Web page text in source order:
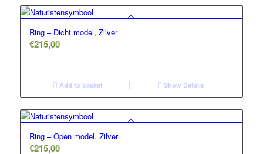
Ring – Dicht model, Zilver
€215,00
Add to basket Show Details
Ring – Open model, Zilver
€215,00